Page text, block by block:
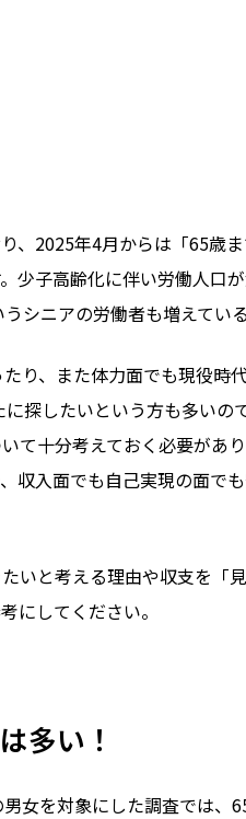
、 2025年4月からは「65歳
少子高齢化に伴い労働人口
シニアの労働者も増えている
り、また体力面でも現役時
探したいという方も多い
て十分考えておく必要があ
収入面でも自己実現の面で
いと考える理由や収支を「
にしてください。
多い！
女を対象にした調査では、